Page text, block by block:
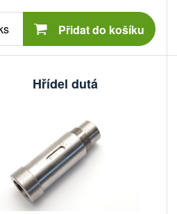
Počet
kusů Přidat do košíku
Hřídel dutá